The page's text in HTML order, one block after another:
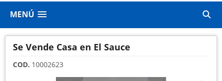
MENÚ
Se Vende Casa en El Sauce
COD. 10002623